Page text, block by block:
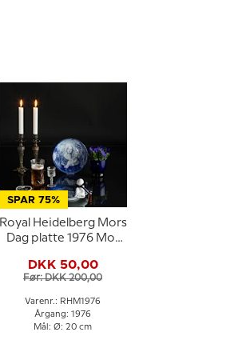
SPAR 75%
Royal Heidelberg Mors
Dag platte 1976 Mor
DKK 50,00
Før: DKK 200,00
Varenr.: RHM1976
Årgang: 1976
Mål: Ø: 20 cm